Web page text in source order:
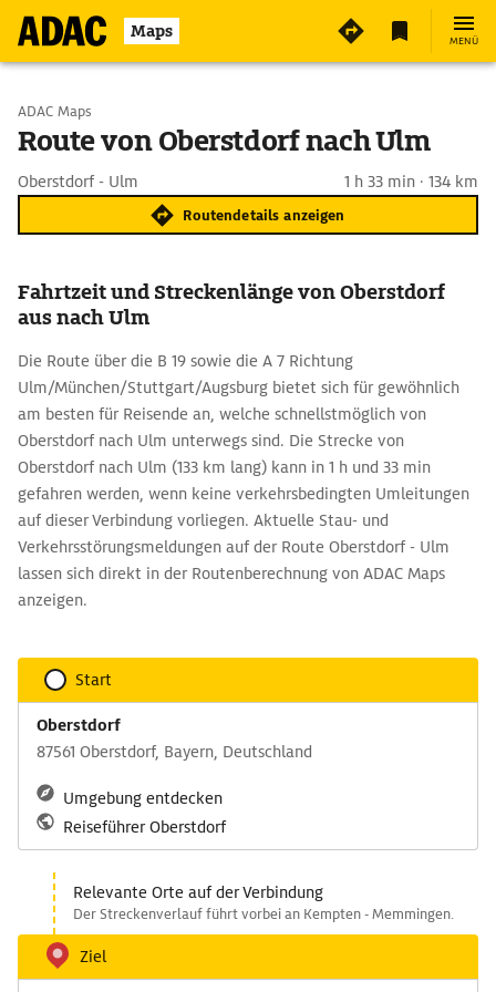
Maps MENÜ
Start wählen
ADAC Maps
Route von Oberstdorf nach Ulm
Oberstdorf - Ulm 1 h 33 min · 134 km
Routendetails anzeigen
Fahrtzeit und Streckenlänge von Oberstdorf
aus nach Ulm
Die Route über die B 19 sowie die A 7 Richtung
Ulm/München/Stuttgart/Augsburg bietet sich für gewöhnlich
am besten für Reisende an, welche schnellstmöglich von
Oberstdorf nach Ulm unterwegs sind. Die Strecke von
Oberstdorf nach Ulm (133 km lang) kann in 1 h und 33 min
gefahren werden, wenn keine verkehrsbedingten Umleitungen
auf dieser Verbindung vorliegen. Aktuelle Stau- und
Verkehrsstörungsmeldungen auf der Route Oberstdorf - Ulm
lassen sich direkt in der Routenberechnung von ADAC Maps
anzeigen.
Start
Oberstdorf
87561 Oberstdorf, Bayern, Deutschland
Umgebung entdecken
Reiseführer Oberstdorf
Relevante Orte auf der Verbindung
Der Streckenverlauf führt vorbei an Kempten - Memmingen.
Ziel